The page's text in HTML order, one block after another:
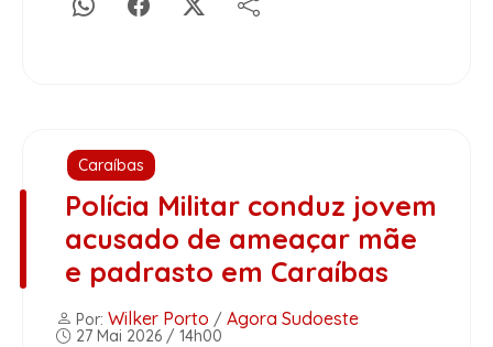
Caraíbas
Polícia Militar conduz jovem
acusado de ameaçar mãe
e padrasto em Caraíbas
Por: Wilker Porto / Agora Sudoeste
27 Mai 2026 / 14h00